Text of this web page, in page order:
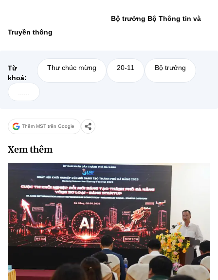
Bộ trưởng Bộ Thông tin và
Truyền thông
Từ
khoá:
Thư chúc mừng 20-11 Bộ trưởng
Thêm MST trên Google
Xem thêm